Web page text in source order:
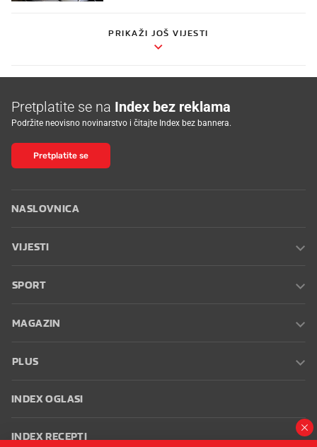
PRIKAŽI JOŠ VIJESTI
Pretplatite se na Index bez reklama
Podržite neovisno novinarstvo i čitajte Index bez bannera.
Pretplatite se
NASLOVNICA
VIJESTI
SPORT
MAGAZIN
PLUS
INDEX OGLASI
INDEX RECEPTI